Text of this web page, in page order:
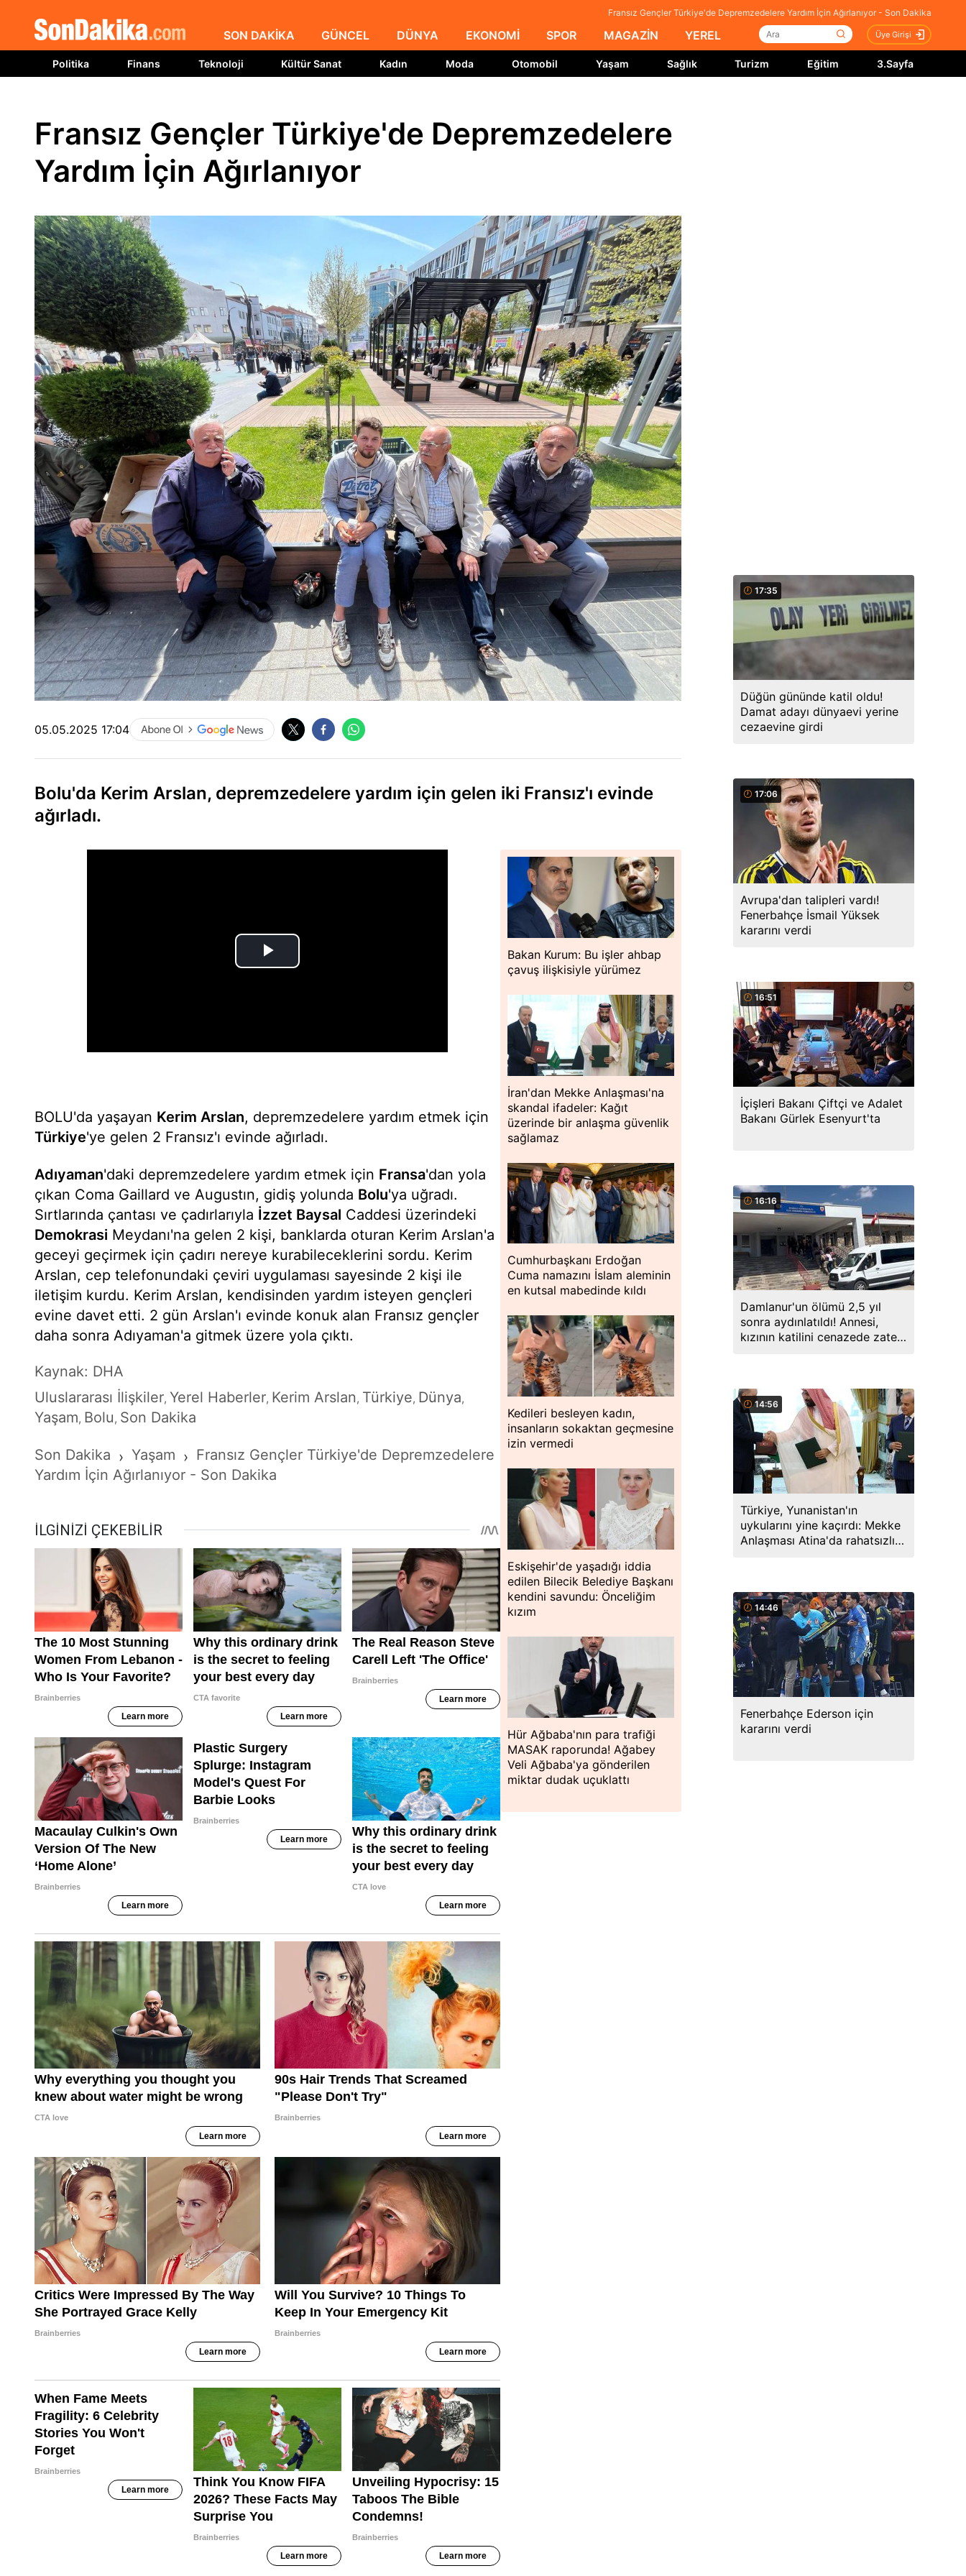
Fransız Gençler Türkiye'de Depremzedelere Yardım İçin Ağırlanıyor - Son Dakika
SON DAKİKA GÜNCEL DÜNYA EKONOMİ SPOR MAGAZİN YEREL Üye Girişi
Politika Finans Teknoloji Kültür Sanat Kadın Moda Otomobil Yaşam Sağlık Turizm Eğitim 3.Sayfa
Fransız Gençler Türkiye'de Depremzedelere
Yardım İçin Ağırlanıyor
05.05.2025 17:04
Bolu'da Kerim Arslan, depremzedelere yardım için gelen iki Fransız'ı evinde
ağırladı.
BOLU'da yaşayan Kerim Arslan, depremzedelere yardım etmek için
Türkiye'ye gelen 2 Fransız'ı evinde ağırladı.
Adıyaman'daki depremzedelere yardım etmek için Fransa'dan yola
çıkan Coma Gaillard ve Augustın, gidiş yolunda Bolu'ya uğradı.
Sırtlarında çantası ve çadırlarıyla İzzet Baysal Caddesi üzerindeki
Demokrasi Meydanı'na gelen 2 kişi, banklarda oturan Kerim Arslan'a
geceyi geçirmek için çadırı nereye kurabileceklerini sordu. Kerim
Arslan, cep telefonundaki çeviri uygulaması sayesinde 2 kişi ile
iletişim kurdu. Kerim Arslan, kendisinden yardım isteyen gençleri
evine davet etti. 2 gün Arslan'ı evinde konuk alan Fransız gençler
daha sonra Adıyaman'a gitmek üzere yola çıktı.
Kaynak: DHA
Uluslararası İlişkiler, Yerel Haberler, Kerim Arslan, Türkiye, Dünya,
Yaşam, Bolu, Son Dakika
Son Dakika › Yaşam › Fransız Gençler Türkiye'de Depremzedelere
Yardım İçin Ağırlanıyor - Son Dakika
Bakan Kurum: Bu işler ahbap
çavuş ilişkisiyle yürümez
İran'dan Mekke Anlaşması'na
skandal ifadeler: Kağıt
üzerinde bir anlaşma güvenlik
sağlamaz
Cumhurbaşkanı Erdoğan
Cuma namazını İslam aleminin
en kutsal mabedinde kıldı
Kedileri besleyen kadın,
insanların sokaktan geçmesine
izin vermedi
Eskişehir'de yaşadığı iddia
edilen Bilecik Belediye Başkanı
kendini savundu: Önceliğim
kızım
Hür Ağbaba'nın para trafiği
MASAK raporunda! Ağabey
Veli Ağbaba'ya gönderilen
miktar dudak uçuklattı
17:35
Düğün gününde katil oldu!
Damat adayı dünyaevi yerine
cezaevine girdi
17:06
Avrupa'dan talipleri vardı!
Fenerbahçe İsmail Yüksek
kararını verdi
16:51
İçişleri Bakanı Çiftçi ve Adalet
Bakanı Gürlek Esenyurt'ta
16:16
Damlanur'un ölümü 2,5 yıl
sonra aydınlatıldı! Annesi,
kızının katilini cenazede zaten
14:56
Türkiye, Yunanistan'ın
uykularını yine kaçırdı: Mekke
Anlaşması Atina'da rahatsızlık
14:46
Fenerbahçe Ederson için
kararını verdi